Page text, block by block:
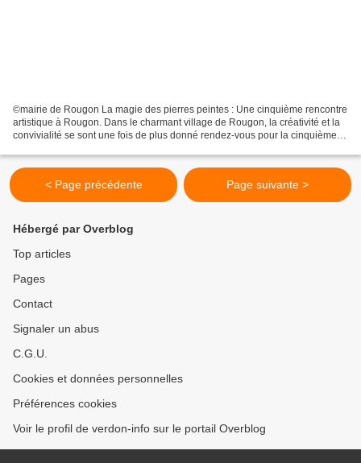
©mairie de Rougon La magie des pierres peintes : Une cinquième rencontre
artistique à Rougon. Dans le charmant village de Rougon, la créativité et la
convivialité se sont une fois de plus donné rendez-vous pour la cinquième
< Page précédente Page suivante >
Hébergé par Overblog
Top articles
Pages
Contact
Signaler un abus
C.G.U.
Cookies et données personnelles
Préférences cookies
Voir le profil de verdon-info sur le portail Overblog